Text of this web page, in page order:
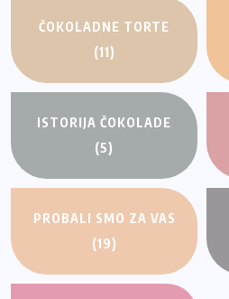
ČOKOLADNE TORTE
(11)
ISTORIJA ČOKOLADE
(5)
PROBALI SMO ZA VAS
(19)